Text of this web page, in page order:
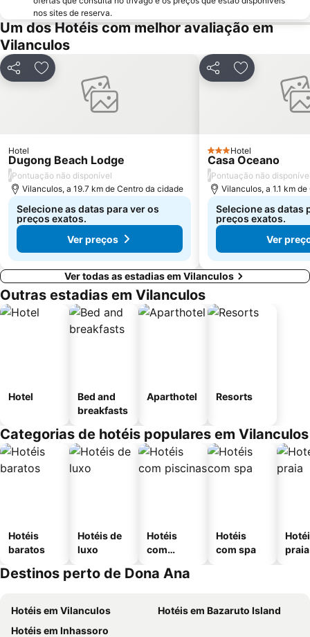
nos sites de reserva.
Um dos Hotéis com melhor avaliação em
Vilanculos
PartilharAdicionar aos favoritos
Hotel
Dugong Beach Lodge
/Pontuação não disponível
Vilanculos, a 19.7 km de Centro da cidade
Selecione as datas para ver os
preços exatos.
Ver preços
PartilharAdicionar
3 Estrelas
Hotel
Casa Oceano
/Pontuação não
Vilanculos, a 1.1 km
Selecione as datas
preços exatos.
Ver
Ver todas as estadias em Vilanculos
Outras estadias em Vilanculos
Hotel
Bed and
breakfasts
Aparthotel Resorts
Categorias de hotéis populares em Vilanculos
Hotéis
baratos
Hotéis de
luxo
Hotéis
com
Hotéis
com spa
praia
Destinos perto de Dona Ana
Hotéis em Vilanculos
Hotéis em Bazaruto Island
Hotéis em Inhassoro